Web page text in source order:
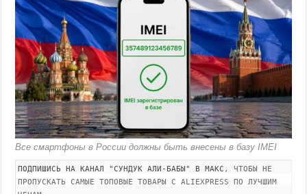
Все смартфоны в России должны быть внесены в базу IMEI
ПОДПИШИСЬ НА КАНАЛ "СУНДУК АЛИ-БАБЫ" В МАКС , ЧТОБЫ НЕ
ПРОПУСКАТЬ САМЫЕ ТОПОВЫЕ ТОВАРЫ С ALIEXPRESS ПО ЛУЧШИМ